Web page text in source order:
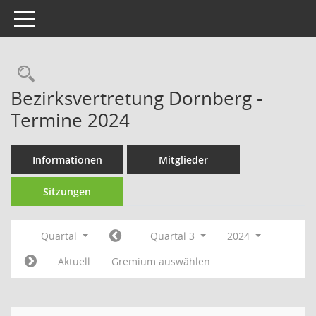
Toggle navigation
Rechercheauswahl
Bezirksvertretung Dornberg -
Termine 2024
Informationen Mitglieder
Sitzungen
Quartal Quartal 3
2024
Aktuell
Gremium auswählen